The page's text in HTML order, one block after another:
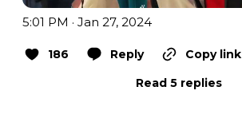
5:01 PM · Jan 27, 2024
186 Reply
Copy link
Read 5 replies